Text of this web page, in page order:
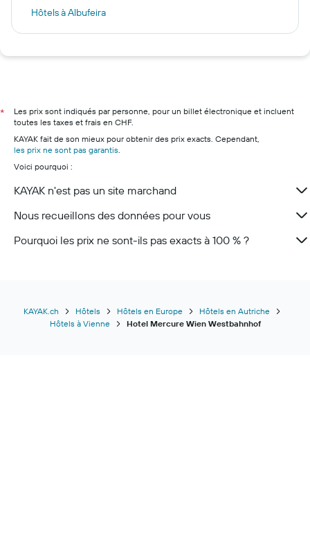
Hôtels à Albufeira
Hôtels à Davos
Hôtels à Zurich
Hôtels à Monthey
Hôtels à Lucerne
Hôtels à Lugano
Hôtels à Zermatt
*
Les prix sont indiqués par personne, pour un billet électronique et incluent
toutes les taxes et frais en CHF.
KAYAK fait de son mieux pour obtenir des prix exacts. Cependant,
les prix ne sont pas garantis.
Voici pourquoi :
KAYAK n'est pas un site marchand
Nous recueillons des données pour vous
Pourquoi les prix ne sont-ils pas exacts à 100 % ?
KAYAK.ch Hôtels Hôtels en Europe
Hôtels en Autriche
Hôtels à Vienne
Hotel Mercure Wien Westbahnhof